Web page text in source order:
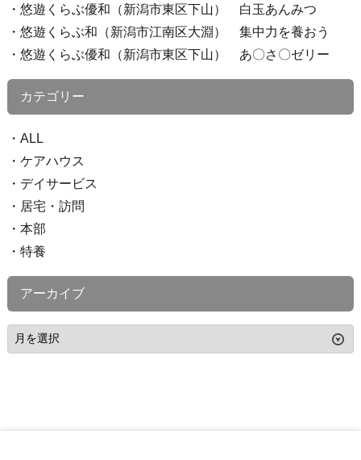
悠遊くらぶ優和（新潟市東区下山） 白玉あんみつ
悠遊くらぶ和（新潟市江南区大淵） 集中力を養おう
悠遊くらぶ優和（新潟市東区下山） あ〇さ〇ゼリー
カテゴリー
ALL
ケアハウス
デイサービス
居宅・訪問
本部
特養
アーカイブ